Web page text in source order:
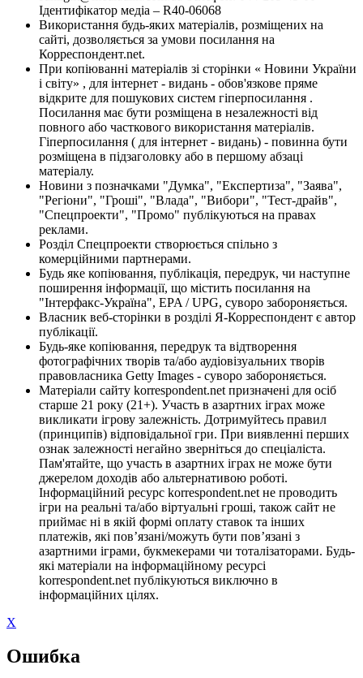
Ідентифікатор медіа – R40-06068
Використання будь-яких матеріалів, розміщених на
сайті, дозволяється за умови посилання на
Корреспондент.net.
При копіюванні матеріалів зі сторінки « Новини України
і світу» , для інтернет - видань - обов'язкове пряме
відкрите для пошукових систем гіперпосилання .
Посилання має бути розміщена в незалежності від
повного або часткового використання матеріалів.
Гіперпосилання ( для інтернет - видань) - повинна бути
розміщена в підзаголовку або в першому абзаці
матеріалу.
Новини з позначками "Думка", "Експертиза", "Заява",
"Регіони", "Гроші", "Влада", "Вибори", "Тест-драйв",
"Спецпроекти", "Промо" публікуються на правах
реклами.
Розділ Спецпроекти створюється спільно з
комерційними партнерами.
Будь яке копіювання, публікація, передрук, чи наступне
поширення інформації, що містить посилання на
"Інтерфакс-Україна", EPA / UPG, суворо забороняється.
Власник веб-сторінки в розділі Я-Корреспондент є автор
публікації.
Будь-яке копіювання, передрук та відтворення
фотографічних творів та/або аудіовізуальних творів
правовласника Getty Images - суворо забороняється.
Матеріали сайту korrespondent.net призначені для осіб
старше 21 року (21+). Участь в азартних іграх може
викликати ігрову залежність. Дотримуйтесь правил
(принципів) відповідальної гри. При виявленні перших
ознак залежності негайно зверніться до спеціаліста.
Пам'ятайте, що участь в азартних іграх не може бути
джерелом доходів або альтернативою роботі.
Інформаційний ресурс korrespondent.net не проводить
ігри на реальні та/або віртуальні гроші, також сайт не
приймає ні в якій формі оплату ставок та інших
платежів, які пов’язані/можуть бути пов’язані з
азартними іграми, букмекерами чи тоталізаторами. Будь-
які матеріали на інформаційному ресурсі
korrespondent.net публікуються виключно в
інформаційних цілях.
X
Ошибка